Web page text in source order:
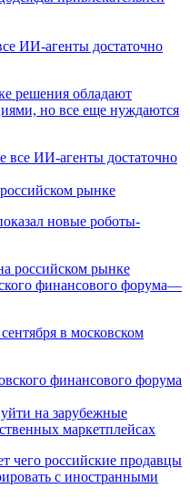
ИИ-агенты достаточно
решения обладают
но все еще нуждаются
рынке
новые роботы-
финансового форума—
в московском
на зарубежные
маркетплейсах
чего российские продавцы
с иностранными